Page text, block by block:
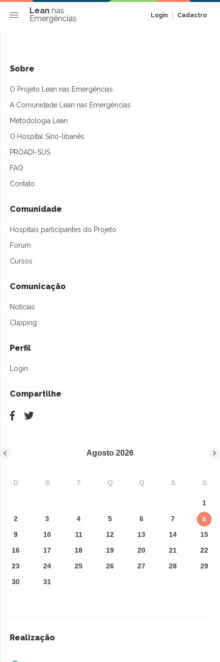
Lean nas
Emergências
Login Cadastro
Sobre
O Projeto Lean nas Emergências
A Comunidade Lean nas Emergências
Metodologia Lean
O Hospital Sírio-libanês
PROADI-SUS
FAQ
Contato
Comunidade
Hospitais participantes do Projeto
Forum
Cursos
Comunicação
Notícias
Clipping
Perfil
Login
Compartilhe
Agosto 2026
D S T Q Q S S
1
2
3 4 5 6 7
8
9
10 11 12 13 14
15
16
17 18 19 20 21
22
23
24 25 26 27 28
29
30
31
Realização